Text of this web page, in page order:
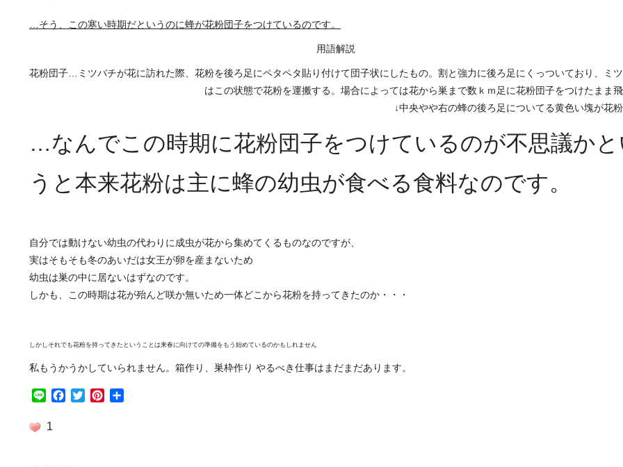
…そう、この寒い時期だというのに蜂が花粉団子をつけているのです。
用語解説
花粉団子…ミツバチが花に訪れた際、花粉を後ろ足にペタペタ貼り付けて団子状にしたもの。割と強力に後ろ足にくっついており、ミ
はこの状態で花粉を運搬する。場合によっては花から巣まで数ｋｍ足に花粉団子をつけたまま
↓中央やや右の蜂の後ろ足についてる黄色い塊が花
…なんでこの時期に花粉団子をつけているのが不思議か
うと本来花粉は主に蜂の幼虫が食べる食料なのです。
自分では動けない幼虫の代わりに成虫が花から集めてくるものなのですが、
実はそもそも冬のあいだは女王が卵を産まないため
幼虫は巣の中に居ないはずなのです。
しかも、この時期は花が殆んど咲か無いため一体どこから花粉を持ってきたのか・・・
しかしそれでも花粉を持ってきたということは来春に向けての準備をもう始めているのかもしれません
私もうかうかしていられません。箱作り、巣枠作り やるべき仕事はまだまだあります。
Line Facebook
TwitterPinterest
1